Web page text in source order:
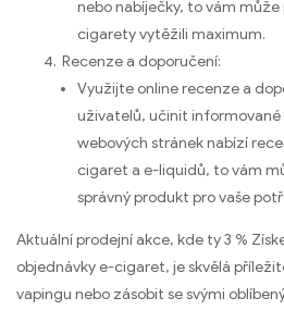
nebo nabíječky, to vám
cigarety vytěžili maximum.
Recenze a doporučení:
Využijte online recenze a
uživatelů, učinit
webových stránek nabízí
cigaret a e-liquidů, to vám
správný produkt pro vaše
Aktuální prodejní akce, kde ty 3 %
objednávky e-cigaret, je skvělá
vapingu nebo zásobit se svými